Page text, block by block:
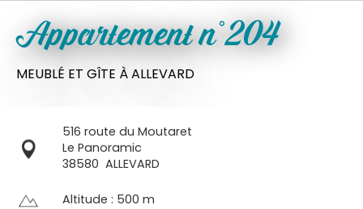
Appartement n°204
MEUBLÉ ET GÎTE À ALLEVARD
516 route du Moutaret
Le Panoramic
38580 ALLEVARD
Altitude : 500 m